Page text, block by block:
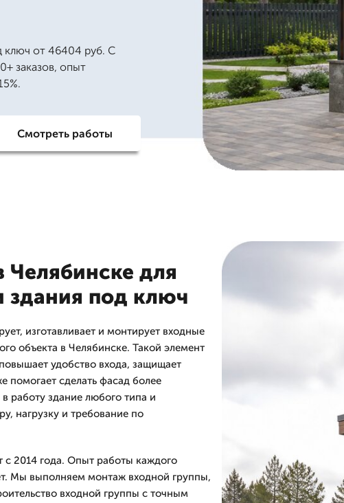
ключ от 46404 руб. С
заказов, опыт
Смотреть работы
Челябинске для
здания под ключ
изготавливает и монтирует входные
объекта в Челябинске. Такой элемент
удобство входа, защищает
помогает сделать фасад более
работу здание любого типа и
нагрузку и требование по
2014 года. Опыт работы каждого
Мы выполняем монтаж входной группы,
входной группы с точным